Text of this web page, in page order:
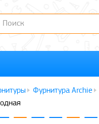
Фурнитура Archie